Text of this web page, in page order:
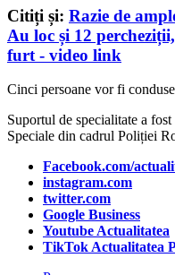
Citiți și: Razie de
Au loc și 12
furt - video link
Cinci persoane vor fi
Suportul de specialitate a
Speciale din cadrul Poliției
Facebook.com/
instagram.com
twitter.com
Google Business
Youtube Actualitatea
TikTok Actualitatea